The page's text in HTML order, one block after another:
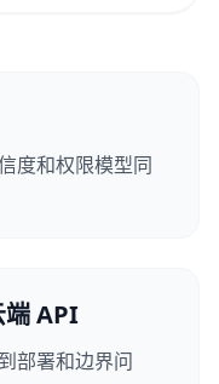
度和权限模型同
端 API
部署和边界问